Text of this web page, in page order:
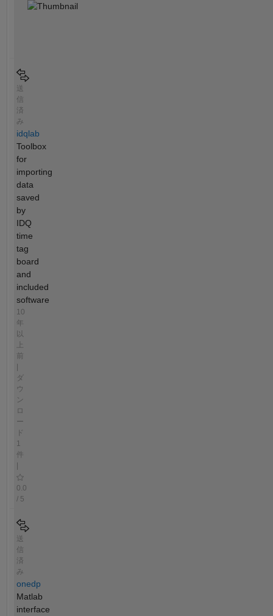
送
信
済
み
idqlab
Toolbox
for
importing
data
saved
by
IDQ
time
tag
board
and
included
software
10
年
以
前
|
ダ
ウ
ン
ロ
ー
ド
1
件
|
0.0
/ 5
送
信
済
み
onedp
Matlab
interface